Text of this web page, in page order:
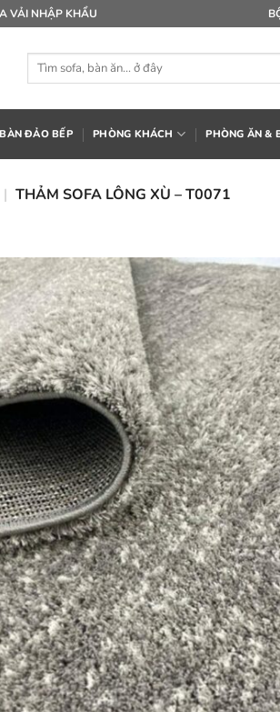
VẢI NHẬP KHẨU
Tìm
BÀN ĐẢO BẾP PHÒNG KHÁCH PHÒNG ĂN &
| THẢM SOFA LÔNG XÙ – T0071